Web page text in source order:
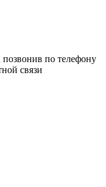
позвонив по телефону
связи